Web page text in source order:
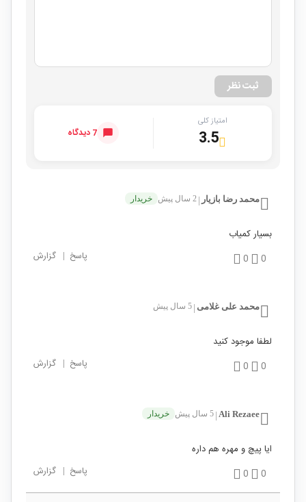
ثبت نظر
امتیاز کلی
3.5 7 دیدگاه
محمد رضا بازیار 2 سال پیش خریدار
بسیار کمیاب
0
0 پاسخ | گزارش
محمد علی غلامی 5 سال پیش
لطفا موجود کنید
0
0 پاسخ | گزارش
Ali Rezaee 5 سال پیش خریدار
ایا پیچ و مهره هم داره
0
0 پاسخ | گزارش